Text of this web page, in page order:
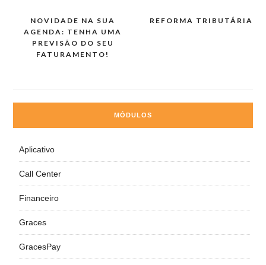
Navegação
NOVIDADE NA SUA
AGENDA: TENHA UMA
PREVISÃO DO SEU
FATURAMENTO!
REFORMA TRIBUTÁRIA
MÓDULOS
Aplicativo
Call Center
Financeiro
Graces
GracesPay